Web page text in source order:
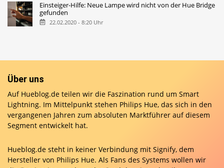
Einsteiger-Hilfe: Neue Lampe wird nicht von der Hue Bridge
gefunden
22.02.2020 - 8:20 Uhr
Über uns
Auf Hueblog.de teilen wir die Faszination rund um Smart
Lightning. Im Mittelpunkt stehen Philips Hue, das sich in den
vergangenen Jahren zum absoluten Marktführer auf diesem
Segment entwickelt hat.
Hueblog.de steht in keiner Verbindung mit Signify, dem
Hersteller von Philips Hue. Als Fans des Systems wollen wir